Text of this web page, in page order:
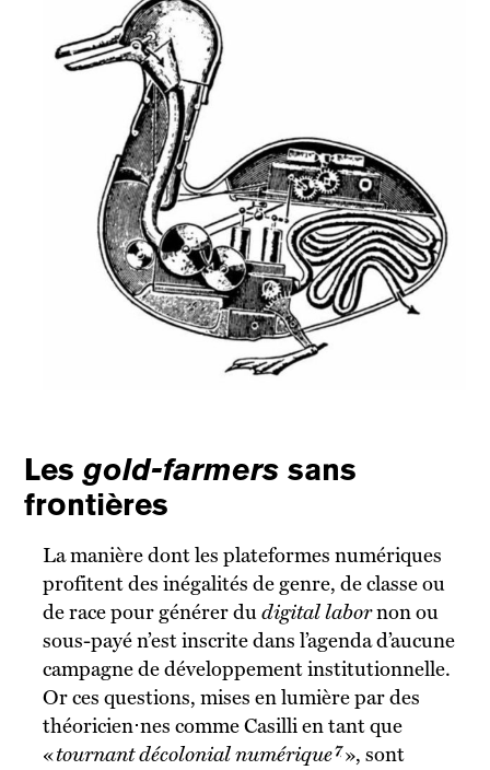
Lesgold-farmers sans
frontières
La manière dont les plateformes numériques
profitent des inégalités de genre, de classe ou
de race pour générer dudigital labornon ou
sous-payé n’est inscrite dans l’agenda d’aucune
campagne de développement institutionnelle.
Or ces questions, mises en lumière par des
théoricien⋅nes comme Casilli en tant que
«tournant décolonial numérique7», sont